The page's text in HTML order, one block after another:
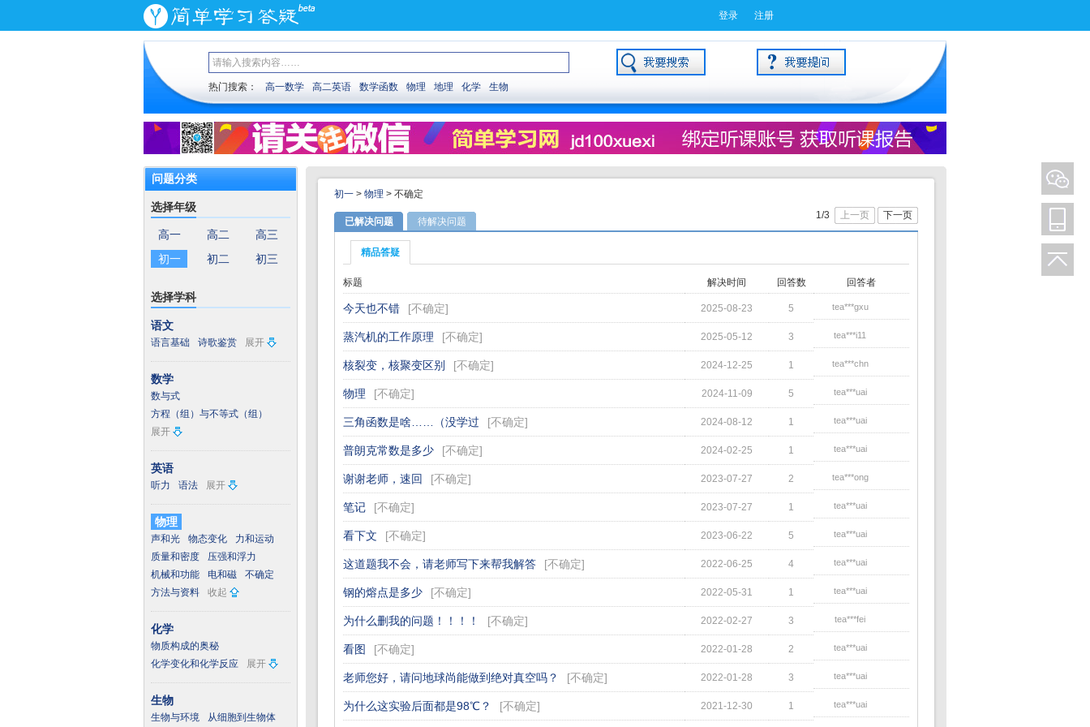
登录 注册
热门搜索： 高一数学 高二英语 数学函数 物理 地理 化学 生物
问题分类
选择年级
高一 高二
高三
初一
初二 初三
选择学科
语文
语言基础 诗歌鉴赏 展开
数学
数与式
方程（组）与不等式（组）
展开
英语
听力 语法 展开
物理
声和光 物态变化
力和运动
质量和密度
压强和浮力
机械和功能
电和磁
不确定
方法与资料
收起
化学
物质构成的奥秘
化学变化和化学反应
展开
生物
生物与环境 从细胞到生物体
初一 > 物理 > 不确定
已解决问题 待解决问题
精品答疑
1/3 上一页 下一页
标题 解决时间 回答数 回答者
今天也不错 [不确定] 2025-08-23 5 tea***gxu
蒸汽机的工作原理 [不确定] 2025-05-12 3 tea***i11
核裂变，核聚变区别 [不确定] 2024-12-25 1 tea***chn
物理 [不确定] 2024-11-09 5 tea***uai
三角函数是啥……（没学过 [不确定] 2024-08-12 1 tea***uai
普朗克常数是多少 [不确定] 2024-02-25 1 tea***uai
谢谢老师，速回 [不确定] 2023-07-27 2 tea***ong
笔记 [不确定] 2023-07-27 1 tea***uai
看下文 [不确定] 2023-06-22 5 tea***uai
这道题我不会，请老师写下来帮我解答 [不确定] 2022-06-25 4 tea***uai
钢的熔点是多少 [不确定] 2022-05-31 1 tea***uai
为什么删我的问题！！！！ [不确定] 2022-02-27 3 tea***fei
看图 [不确定] 2022-01-28 2 tea***uai
老师您好，请问地球尚能做到绝对真空吗？ [不确定] 2022-01-28 3 tea***uai
为什么这实验后面都是98℃？ [不确定] 2021-12-30 1 tea***uai